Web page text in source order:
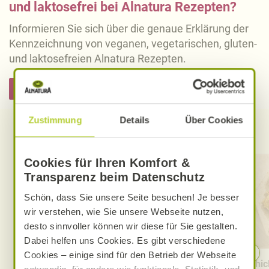
Zustimmung Details Über Cookies
Cookies für Ihren Komfort &
Transparenz beim Datenschutz
Schön, dass Sie unsere Seite besuchen! Je besser
wir verstehen, wie Sie unsere Webseite nutzen,
desto sinnvoller können wir diese für Sie gestalten.
Dabei helfen uns Cookies. Es gibt verschiedene
Cookies – einige sind für den Betrieb der Webseite
und laktosefrei bei Alnatura Rezepten?
Informieren Sie sich über die genaue Erklärung der
Kennzeichnung von veganen, vegetarischen, gluten-
und laktosefreien Alnatura Rezepten.
Hier informieren
Entdecken Sie weitere Rezepte
Schokoflips